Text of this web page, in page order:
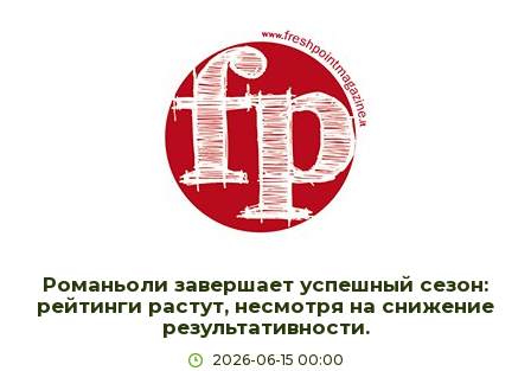
Романьоли завершает успешный сезон:
рейтинги растут, несмотря на снижение
результативности.
2026-06-15 00:00